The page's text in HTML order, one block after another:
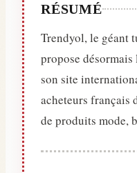
RÉSUMÉ
Trendyol, le géant
propose
son site
acheteurs français
de produits mode,